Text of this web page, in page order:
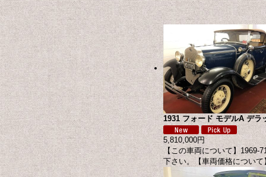
1931 フォード モデルA デラ
5,810,000円
【この車両について】1969-
下さい。【車両価格につい